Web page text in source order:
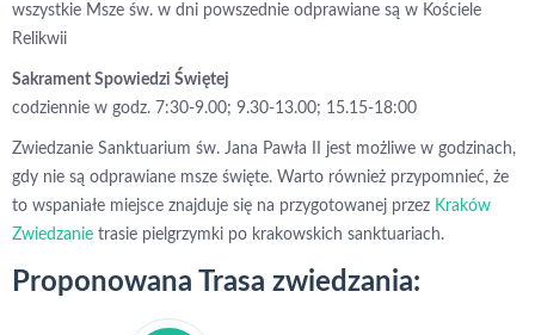
wszystkie Msze św. w dni powszednie odprawiane są w Kościele
Relikwii
Sakrament Spowiedzi Świętej
codziennie w godz. 7:30-9.00; 9.30-13.00; 15.15-18:00
Zwiedzanie Sanktuarium św. Jana Pawła II jest możliwe w godzinach,
gdy nie są odprawiane msze święte. Warto również przypomnieć, że
to wspaniałe miejsce znajduje się na przygotowanej przez Kraków
Zwiedzanie trasie pielgrzymki po krakowskich sanktuariach.
Proponowana Trasa zwiedzania: